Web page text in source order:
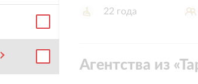
22 года
Агентства из «